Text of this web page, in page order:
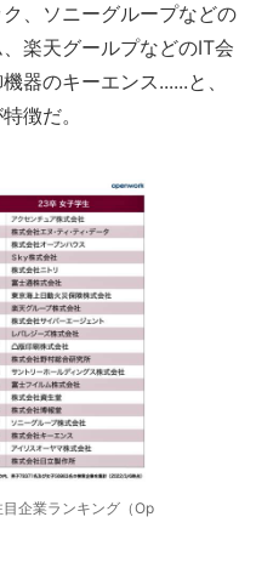
、ソニーグループなどの
楽天グールプなどのIT会
器のキーエンス......と、
徴だ。
目企業ランキング（Op